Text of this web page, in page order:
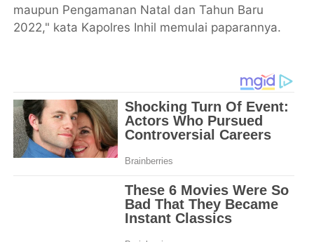
maupun Pengamanan Natal dan Tahun Baru
2022," kata Kapolres Inhil memulai paparannya.